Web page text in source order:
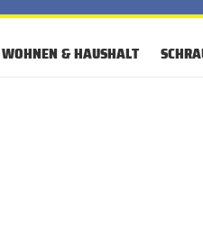
WOHNEN & HAUSHALT